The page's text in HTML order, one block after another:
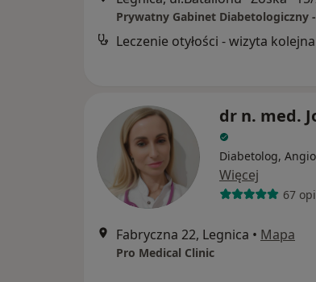
Leczenie otyłości - wizyta kolejna
dr n. med.
Diabetolog,
Więcej
67
Fabryczna 22, Legnica • Mapa
Pro Medical Clinic